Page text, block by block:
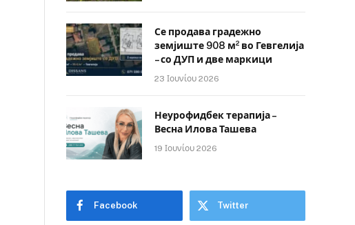
Се продава градежно
земјиште 908 м² во Гевгелија
– со ДУП и две маркици
23 Ιουνίου 2026
Неурофидбек терапија –
Весна Илова Ташева
19 Ιουνίου 2026
Facebook Twitter